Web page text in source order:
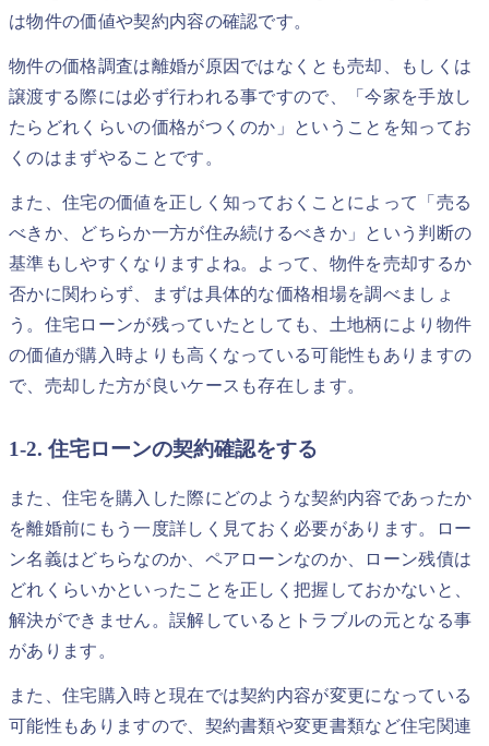
は物件の価値や契約内容の確認です。
物件の価格調査は離婚が原因ではなくとも売却、もしくは
譲渡する際には必ず行われる事ですので、「今家を手放し
たらどれくらいの価格がつくのか」ということを知ってお
くのはまずやることです。
また、住宅の価値を正しく知っておくことによって「売る
べきか、どちらか一方が住み続けるべきか」という判断の
基準もしやすくなりますよね。よって、物件を売却するか
否かに関わらず、まずは具体的な価格相場を調べましょ
う。住宅ローンが残っていたとしても、土地柄により物件
の価値が購入時よりも高くなっている可能性もありますの
で、売却した方が良いケースも存在します。
1-2. 住宅ローンの契約確認をする
また、住宅を購入した際にどのような契約内容であったか
を離婚前にもう一度詳しく見ておく必要があります。ロー
ン名義はどちらなのか、ペアローンなのか、ローン残債は
どれくらいかといったことを正しく把握しておかないと、
解決ができません。誤解しているとトラブルの元となる事
があります。
また、住宅購入時と現在では契約内容が変更になっている
可能性もありますので、契約書類や変更書類など住宅関連